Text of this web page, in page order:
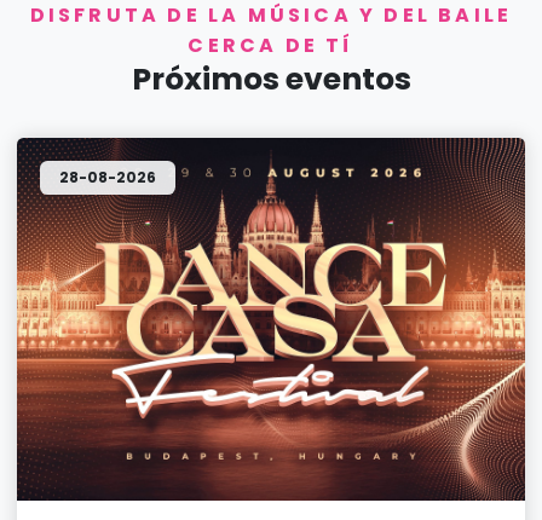
DISFRUTA DE LA MÚSICA Y DEL BAILE
CERCA DE TÍ
Próximos eventos
28-08-2026